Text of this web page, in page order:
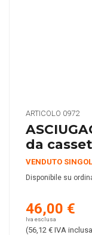
ARTICOLO 0972
da
VENDUTO
Disponibile su
46,00 €
Iva esclusa
(56,12 € IVA inclusa